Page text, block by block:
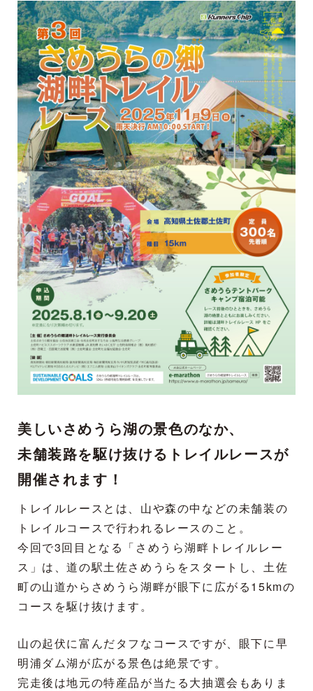
美しいさめうら湖の景色のなか、
未舗装路を駆け抜けるトレイルレースが
開催されます！
トレイルレースとは、山や森の中などの未舗装の
トレイルコースで行われるレースのこと。
今回で3回目となる「さめうら湖畔トレイルレー
ス」は、道の駅土佐さめうらをスタートし、土佐
町の山道からさめうら湖畔が眼下に広がる15kmの
コースを駆け抜けます。
山の起伏に富んだタフなコースですが、眼下に早
明浦ダム湖が広がる景色は絶景です。
完走後は地元の特産品が当たる大抽選会もありま